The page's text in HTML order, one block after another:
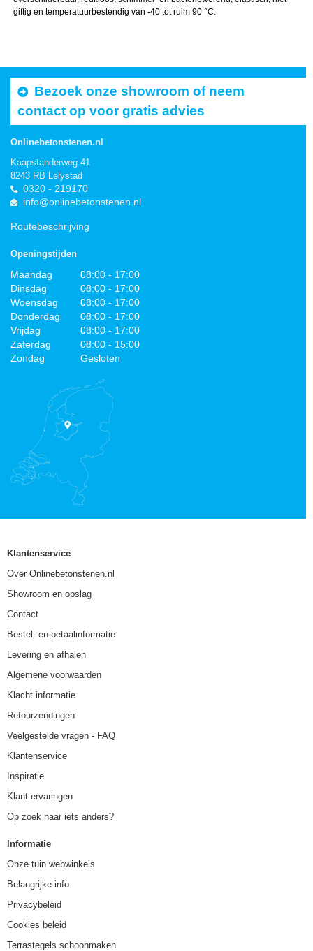
giftig en temperatuurbestendig van -40 tot ruim 90 °C.
Bezoek onze showroom of neem
contact op voor gratis advies
Onlinebetonstenen.nl
Kaapstanderweg 41
8243 RB Lelystad
0320 - 219170
info@onlinebetonstenen.nl
Routebeschrijving
Openingstijden
Maandag
08:00 - 17:00
Dinsdag
08:00 - 17:00
Woensdag
08:00 - 17:00
Donderdag
08:00 - 17:00
Vrijdag
08:00 - 17:00
Zaterdag
08:00 - 15:00
Zondag
Gesloten
Klantenservice
Over Onlinebetonstenen.nl
Showroom en opslag
Contact
Bestel- en betaalinformatie
Levering en afhalen
Algemene voorwaarden
Klacht informatie
Retourzendingen
Veelgestelde vragen - FAQ
Klantenservice
Inspiratie
Klant ervaringen
Op zoek naar iets anders?
Informatie
Onze tuin webwinkels
Belangrijke info
Privacybeleid
Cookies beleid
Terrastegels schoonmaken